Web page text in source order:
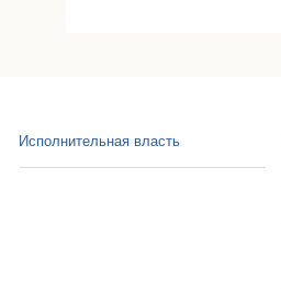
Исполнительная власть